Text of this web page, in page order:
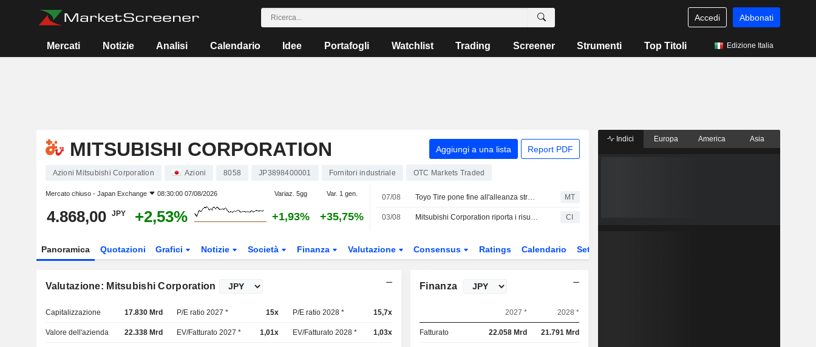
Accedi Abbonati
Mercati Notizie Analisi Calendario Idee Portafogli Watchlist Trading Screener Strumenti Top Titoli Edizione Italia
MITSUBISHI CORPORATION Aggiungi a una lista Report PDF
Azioni Mitsubishi Corporation Azioni 8058 JP3898400001 Fornitori industriale OTC Markets Traded
Mercato chiuso - Japan Exchange 08:30:00 07/08/2026 Variaz. 5gg Var. 1 gen.
4.868,00 JPY +2,53% +1,93% +35,75%
07/08 Toyo Tire pone fine all'alleanza strategica e di capitale con Mitsubishi Corp. MT
03/08 Mitsubishi Corporation riporta i risultati degli utili per il primo trimestre conclusosi il 30 giugno 2026 CI
Panoramica Quotazioni Grafici Notizie Società Finanza Valutazione Consensus Ratings Calendario Settore
Valutazione: Mitsubishi Corporation
Capitalizzazione 17.830 Mrd P/E ratio 2027 * 15x P/E ratio 2028 * 15,7x
Valore dell'azienda 22.338 Mrd EV/Fatturato 2027 * 1,01x EV/Fatturato 2028 * 1,03x
Finanza
2027 * 2028 *
Fatturato 22.058 Mrd 21.791 Mrd
Indici Europa America Asia